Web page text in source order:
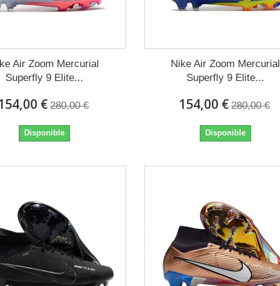
Air Zoom Mercurial
Superfly 9 Elite...
€ 280,00 €
Disponible
Nike Air Zoom Mercurial
Superfly 9 Elite...
154,00 € 280,00 €
Disponible